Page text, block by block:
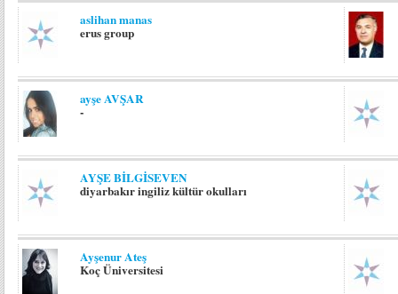
aslihan manas
erus group
ayşe AVŞAR
-
AYŞE BİLGİSEVEN
diyarbakır ingiliz kültür okulları
Ayşenur Ateş
Koç Üniversitesi